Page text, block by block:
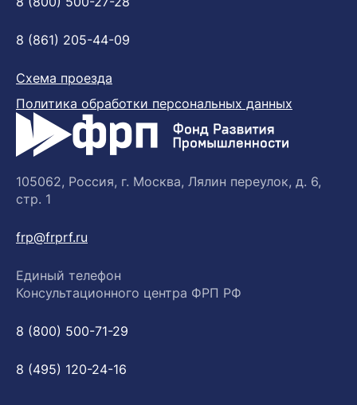
8 (861) 205-44-09
Схема проезда
Политика обработки персональных данных
105062, Россия, г. Москва, Лялин переулок, д. 6,
стр. 1
frp@frprf.ru
Единый телефон
Консультационного центра ФРП РФ
8 (800) 500-71-29
8 (495) 120-24-16